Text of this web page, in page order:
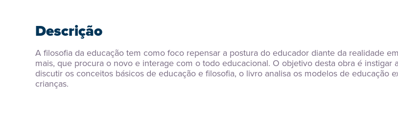
Descrição
A filosofia da educação tem como foco repensar a postura do educador diante da realidade
mais, que procura o novo e interage com o todo educacional. O objetivo desta obra é
discutir os conceitos básicos de educação e filosofia, o livro analisa os modelos de educação
crianças.